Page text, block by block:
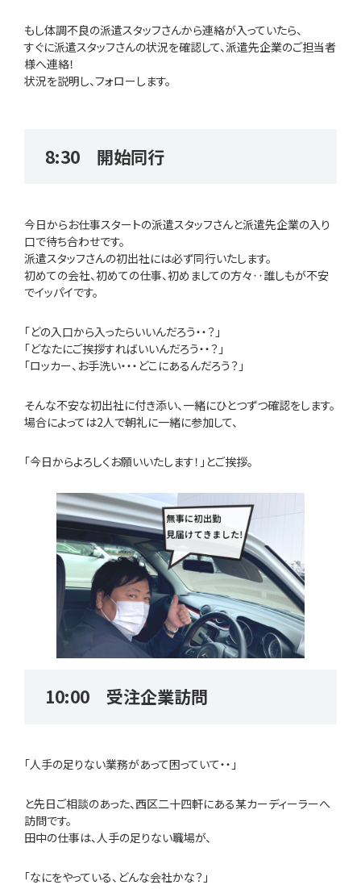
もし体調不良の派遣スタッフさんから連絡が入っていたら、
すぐに派遣スタッフさんの状況を確認して、派遣先企業のご担当者
様へ連絡！
状況を説明し、フォローします。
8:30 開始同行
今日からお仕事スタートの派遣スタッフさんと派遣先企業の入り
口で待ち合わせです。
派遣スタッフさんの初出社には必ず同行いたします。
初めての会社、初めての仕事、初めましての方々‥誰しもが不安
でイッパイです。
「どの入口から入ったらいいんだろう・・？」
「どなたにご挨拶すればいいんだろう・・？」
「ロッカー、お手洗い・・・どこにあるんだろう？」
そんな不安な初出社に付き添い、一緒にひとつずつ確認をします。
場合によっては2人で朝礼に一緒に参加して、
「今日からよろしくお願いいたします！」とご挨拶。
10:00 受注企業訪問
「人手の足りない業務があって困っていて・・」
と先日ご相談のあった、西区二十四軒にある某カーディーラーへ
訪問です。
田中の仕事は、人手の足りない職場が、
「なにをやっている、どんな会社かな？」